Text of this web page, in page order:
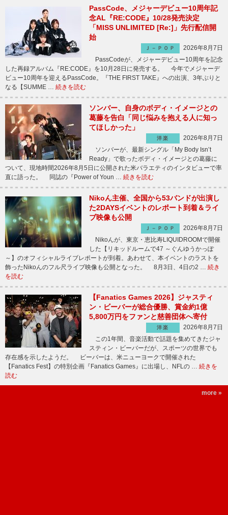
PassCode、メジャーデビュー10周年記
念AL『RE:CODE』10/28発売決定
「MISS UNLIMITED [Re:]」先行配信開
始
Ｊ－ＰＯＰ
2026年8月7日
PassCodeが、メジャーデビュー10周年を記念
した再録アルバム『RE:CODE』を10月28日に発売する。 今年でメジャーデ
ビュー10周年を迎えるPassCode。『THE FIRST TAKE』への出演、3年ぶりと
なる【SUMME … 続きを読む
ソンバー、自身のボディ・イメージとの
葛藤を告白「同じ悩みを抱える人に知っ
てほしかった」
洋楽
2026年8月7日
ソンバーが、最新シングル「My Body Isn’t
Ready」で歌ったボディ・イメージとの葛藤に
ついて、現地時間2026年8月5日に公開された米バラエティのインタビューで率
直に語った。 同誌の『Power of Youn … 続きを読む
Nikoん主催、全国から53バンドが出演し
た2DAYSイベントのレポート到着＆ライ
ブ映像も公開
Ｊ－ＰＯＰ
2026年8月7日
Nikoんが、東京・恵比寿LIQUIDROOMで開催
した【リキッドルームで47 ～ぐんゆうかっぽ
～】のオフィシャルライブレポートが到着。あわせて、本イベントのラストを
飾ったNikoんのフル尺ライブ映像も公開となった。 8月3日、4日の2 … 続き
を読む
【Fanatics Games 2026】ジャスティ
ン・ビーバーが総合優勝、賞金約1億
5,800万円をファンと慈善団体へ寄付
洋楽
2026年8月7日
この1年間、音楽活動で話題を集めてきたジャ
スティン・ビーバーだが、スポーツの世界でも
存在感を示したようだ。 ビーバーは、米ニューヨークで開催された
【Fanatics Fest】の特別企画『Fanatics Games』に出場し、NFLの … 続きを
読む
more »